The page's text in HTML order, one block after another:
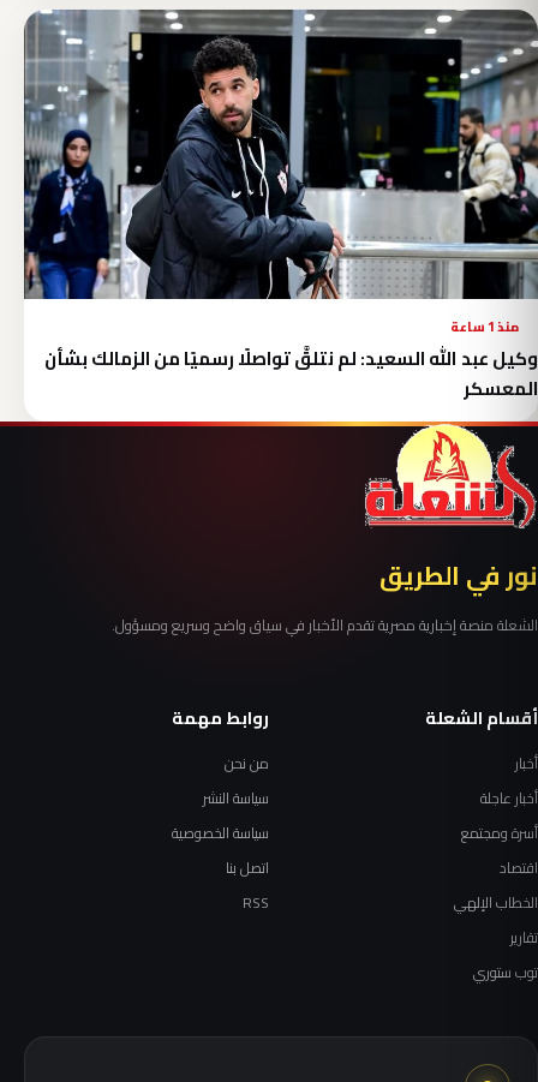
منذ 1 ساعة
وكيل عبد الله السعيد: لم نتلقَّ تواصلًا رسميًا من الزمالك بشأن
المعسكر
نور في الطريق
الشعلة منصة إخبارية مصرية تقدم الأخبار في سياق واضح وسريع ومسؤول.
أقسام الشعلة
أخبار
أخبار عاجلة
أسرة ومجتمع
اقتصاد
الخطاب الإلهي
تقارير
توب ستوري
روابط مهمة
من نحن
سياسة النشر
سياسة الخصوصية
اتصل بنا
RSS